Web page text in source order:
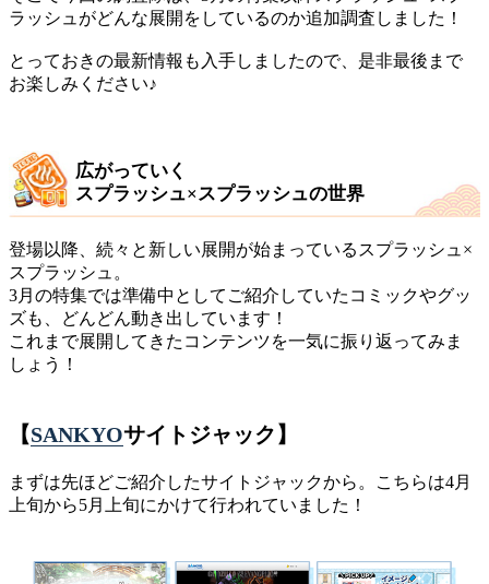
ラッシュがどんな展開をしているのか追加調査しました！
とっておきの最新情報も入手しましたので、是非最後まで
お楽しみください♪
広がっていく
スプラッシュ×スプラッシュの世界
登場以降、続々と新しい展開が始まっているスプラッシュ×
スプラッシュ。
3月の特集では準備中としてご紹介していたコミックやグッ
ズも、どんどん動き出しています！
これまで展開してきたコンテンツを一気に振り返ってみま
しょう！
【SANKYOサイトジャック】
まずは先ほどご紹介したサイトジャックから。こちらは4月
上旬から5月上旬にかけて行われていました！